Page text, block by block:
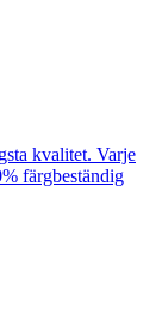
kvalitet. Varje
färgbeständig